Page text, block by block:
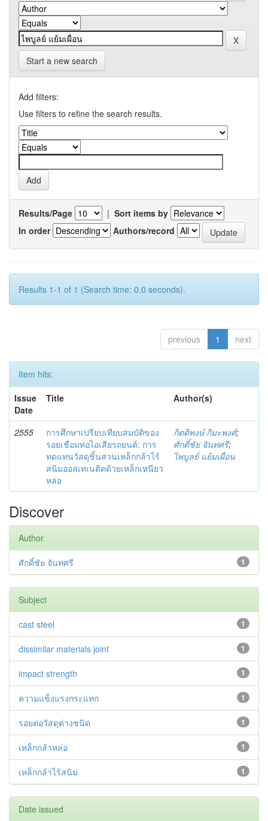
Start a new search
Add filters:
Use filters to refine the search results.
Results/Page | Sort items by
In order
Authors/record
Results 1-1 of 1 (Search time: 0.0 seconds).
previous 1 next
Item hits:
Issue
Date
Title Author(s)
2555
การศึกษาเปรียบเทียบสมบัติของ
รอยเชื่อมท่อไอเสียรถยนต์: การ
ทดแทนวัสดุชิ้นส่วนเหล็กกล้าไร้
สนิมออสเทเนติคด้วยเหล็กเหนียว
หล่อ
กิตติพงษ์ กิมะพงศ์;
ศักดิ์ชัย จันทศรี;
ไพบูลย์ แย้มเผื่อน
Discover
Author
1
ศักดิ์ชัย จันทศรี
Subject
1
cast steel
1
dissimilar materials joint
1
impact strength
1
ความแข็งแรงกระแทก
1
รอยต่อวัสดุต่างชนิด
1
เหล็กกล้าหล่อ
1
เหล็กกล้าไร้สนิม
Date issued